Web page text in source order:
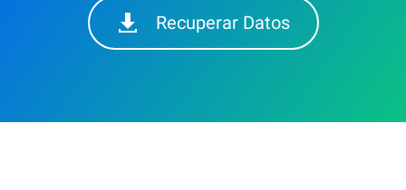
Recuperar Datos